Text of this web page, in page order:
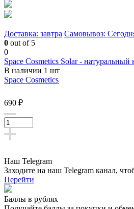
Доставка: завтра Самовывоз:
0 out of 5
0
Space Cosmetics Solar - натуральный
В наличии 1 шт
Space Cosmetics
690 ₽
Наш Telegram
Заходите на наш Telegram канал,
Перейти
Баллы в рублях